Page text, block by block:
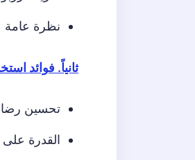
نظرة عامة
ثانياً. فوائد
تحسين رضا
القدرة